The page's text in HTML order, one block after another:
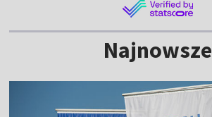
Najnowsze